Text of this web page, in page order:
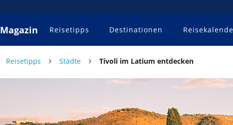
Magazin Reisetipps Destinationen
Reisetipps Städte Tivoli im Latium entdecken